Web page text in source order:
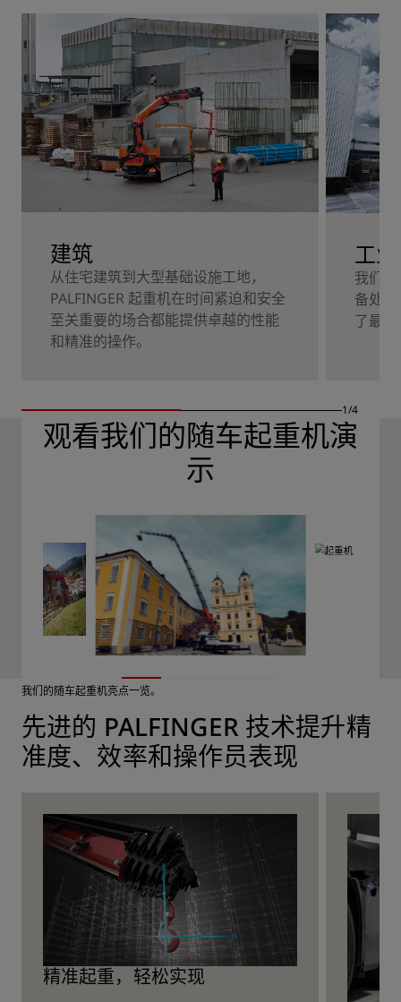
建筑
从住宅建筑到大型基础设施工地，
PALFINGER 起重机在时间紧迫和安全
至关重要的场合都能提供卓越的性能
和精准的操作。
工业
我们
备处
了最
1/4
观看我们的随车起重机演
示
我们的随车起重机亮点一览。
先进的 PALFINGER 技术提升精
准度、效率和操作员表现
精准起重，轻松实现